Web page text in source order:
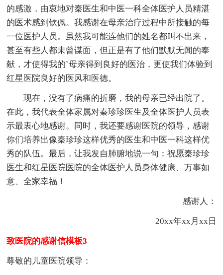
的感激，由衷地对秦医生和中医一科全体医护人员精湛
的医术感到钦佩。我感谢在母亲治疗过程中所接触的每
一位医护人员。虽然我可能连他们的姓名都叫不出来，
甚至有些人都未曾谋面，但正是有了他们默默无闻的奉
献，才使得我的`母亲得到良好的医治，更使我们体验到
红星医院良好的医风和医德。
现在，没有了病痛的折磨，我的母亲已经出院了。
在此，我代表全体家属对秦珍珍医生及全体医护人员表
示最衷心地感谢。同时，我还要感谢医院的领导，感谢
你们培养出像秦珍珍这样优秀的医生和中医一科这样优
秀的队伍。最后，让我发自肺腑地说一句：祝愿秦珍珍
医生和红星医院医院的全体医护人员身体健康、万事如
意、全家幸福！
感谢人：
20xx年xx月xx日
致医院的感谢信模板3
尊敬的儿童医院领导：